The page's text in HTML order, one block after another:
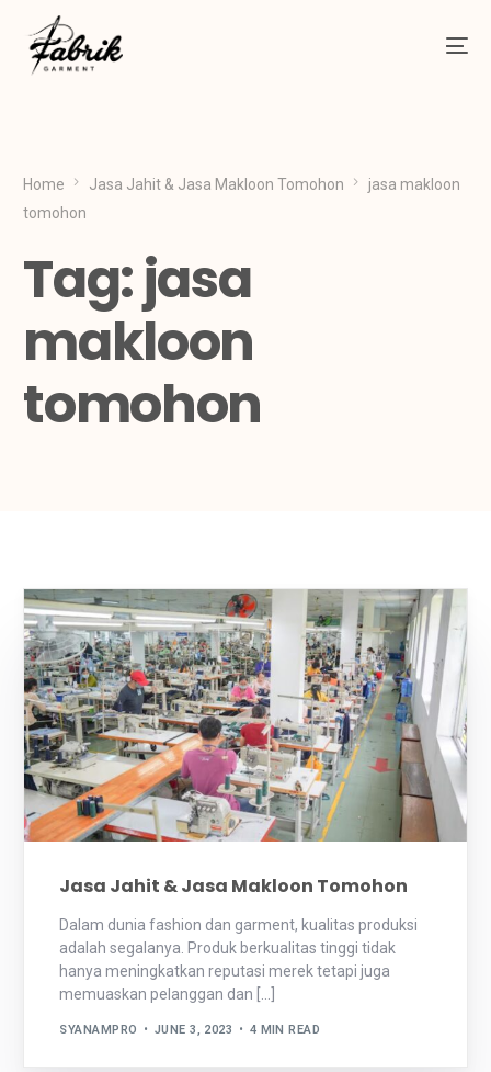
Home Jasa Jahit & Jasa Makloon Tomohon
jasa makloon
tomohon
Tag:jasa
makloon
tomohon
Jasa Jahit & Jasa Makloon Tomohon
Dalam dunia fashion dan garment, kualitas produksi
adalah segalanya. Produk berkualitas tinggi tidak
hanya meningkatkan reputasi merek tetapi juga
memuaskan pelanggan dan […]
SYANAMPRO JUNE 3, 2023 4 MIN READ